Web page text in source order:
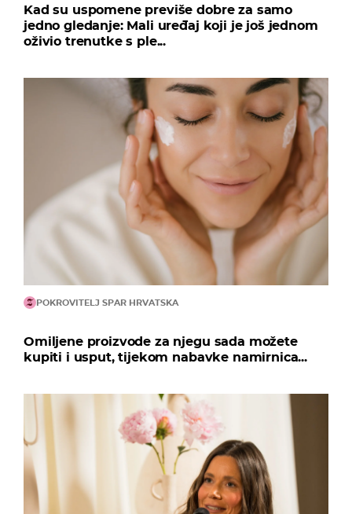
Kad su uspomene previše dobre za samo
jedno gledanje: Mali uređaj koji je još jednom
oživio trenutke s ple...
POKROVITELJ SPAR HRVATSKA
Omiljene proizvode za njegu sada možete
kupiti i usput, tijekom nabavke namirnica...